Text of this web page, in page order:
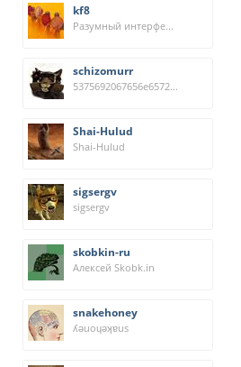
kf8
Разумный интерфейс к Википедии
schizomurr
5375692067656e6572697320426f742065782048756d616e2e
Shai-Hulud
Shai-Hulud
sigsergv
sigsergv
skobkin-ru
Алексей Skobk.in
snakehoney
ʎǝuoɥǝʞɐus